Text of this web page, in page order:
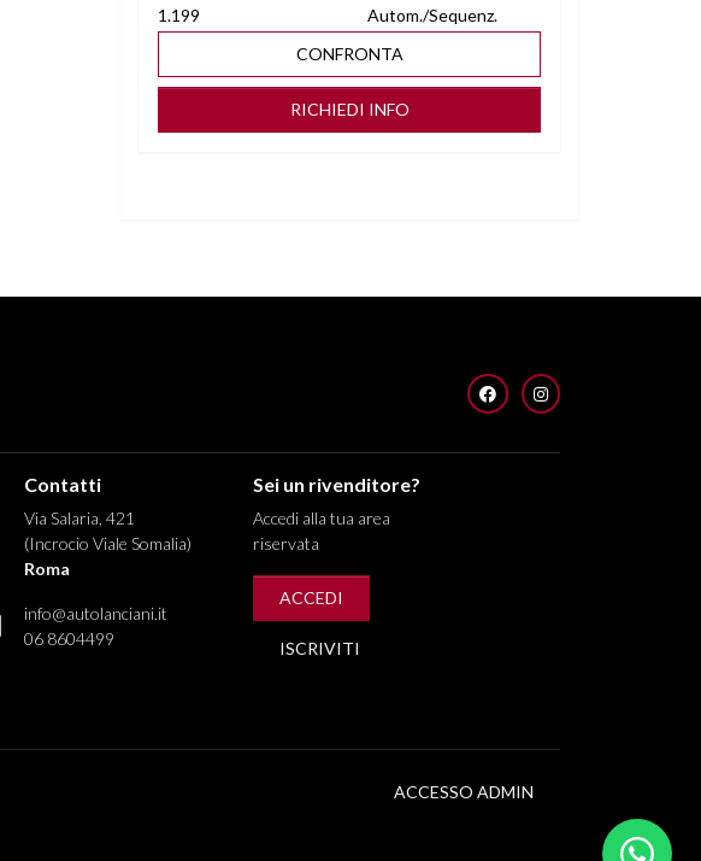
1.199
Autom./Sequenz.
CONFRONTA
RICHIEDI INFO
FACEBOOKINSTAGRAM
Contatti
Via Salaria, 421
(Incrocio Viale Somalia)
Roma
info@autolanciani.it
06 8604499
Sei un rivenditore?
Accedi alla tua area
riservata
ACCEDI
ISCRIVITI
ACCESSO ADMIN